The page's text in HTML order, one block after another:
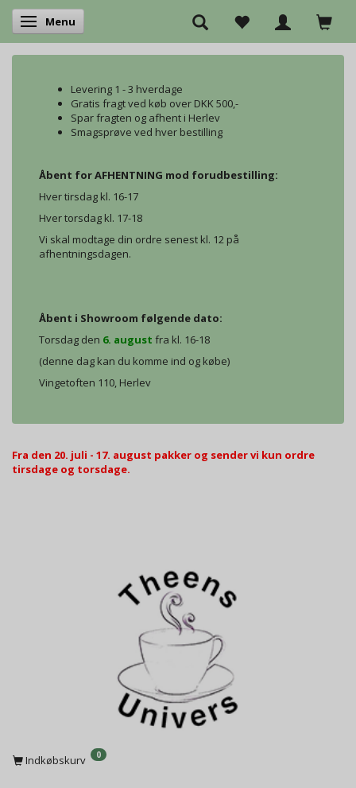
Skifte navigation
Menu
Levering 1 - 3 hverdage
Gratis fragt ved køb over DKK 500,-
Spar fragten og afhent i Herlev
Smagsprøve ved hver bestilling
Åbent for AFHENTNING mod forudbestilling:
Hver tirsdag kl. 16-17
Hver torsdag kl. 17-18
Vi skal modtage din ordre senest kl. 12 på
afhentningsdagen.
Åbent i Showroom følgende dato:
Torsdag den 6. august fra kl. 16-18
(denne dag kan du komme ind og købe)
Vingetoften 110, Herlev
Fra den 20. juli - 17. august pakker og sender vi kun ordre
tirsdage og torsdage.
Indkøbskurv 0